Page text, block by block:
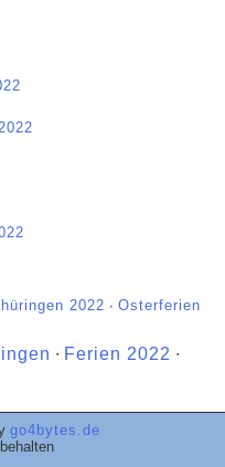
2022 ∙ Osterferien
∙ Ferien 2022 ∙
go4bytes.de